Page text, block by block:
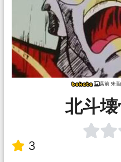
葉前 朱音
北斗
3